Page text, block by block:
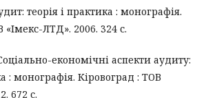
теорія і практика : монографія.
«Імекс-ЛТД». 2006. 324 с.
економічні аспекти аудиту:
: монографія. Кіровоград : ТОВ
672 с.